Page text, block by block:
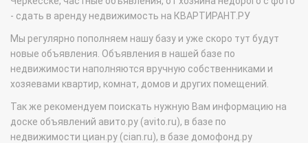
- сдать в аренду недвижимость на КВАРТИРАНТ.РУ
Мы регулярно пополняем нашу базу и уже скоро тут будут
новые объявления. Объявления в нашей базе по
недвижимости наполняются вручную собственниками и
хозяевами квартир, комнат, домов и других помещений.
Так же рекомендуем поискать нужную Вам информацию на
доске объявлений авито.ру (avito.ru), в базе по
недвижимости циан.ру (cian.ru), в базе домофонд.ру